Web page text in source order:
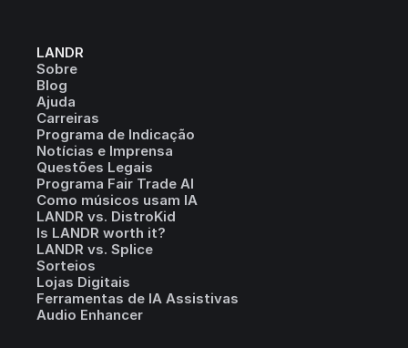
LANDR
Sobre
Blog
Ajuda
Carreiras
Programa de Indicação
Notícias e Imprensa
Questões Legais
Programa Fair Trade AI
Como músicos usam IA
LANDR vs. DistroKid
Is LANDR worth it?
LANDR vs. Splice
Sorteios
Lojas Digitais
Ferramentas de IA Assistivas
Audio Enhancer